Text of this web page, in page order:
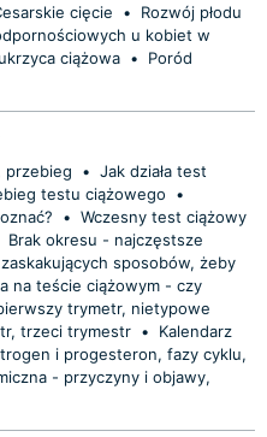
cięcie •
Rozwój płodu
u kobiet w
ciążowa •
Poród
przebieg • Jak działa test
testu ciążowego
•
• Wczesny test ciążowy
Brak okresu - najczęstsze
sposobów, żeby
na teście ciążowym - czy
trymetr, nietypowe
trzeci trymestr •
Kalendarz
i progesteron, fazy cyklu,
- przyczyny i objawy,